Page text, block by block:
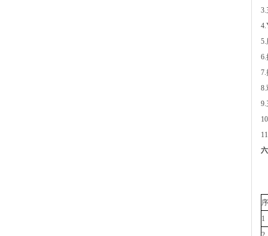
5.
6.
9.
1